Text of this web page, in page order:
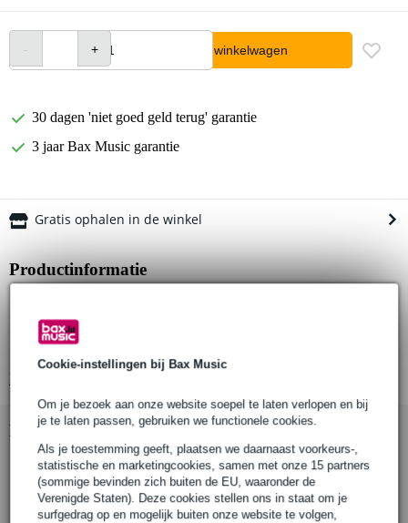
Cookie-instellingen bij Bax Music
Om je bezoek aan onze website soepel te laten verlopen en bij
je te laten passen, gebruiken we functionele cookies.
Als je toestemming geeft, plaatsen we daarnaast voorkeurs-,
statistische en marketingcookies, samen met onze 15 partners
(sommige bevinden zich buiten de EU, waaronder de
Verenigde Staten). Deze cookies stellen ons in staat om je
surfgedrag op en mogelijk buiten onze website te volgen,
In winkelwagen
30 dagen 'niet goed geld terug' garantie
3 jaar Bax Music garantie
Gratis ophalen in de winkel
Productinformatie
Buisdiameter: 38mm (1½")
Klembreedte: 30mm
Bekijk ook eens (1)